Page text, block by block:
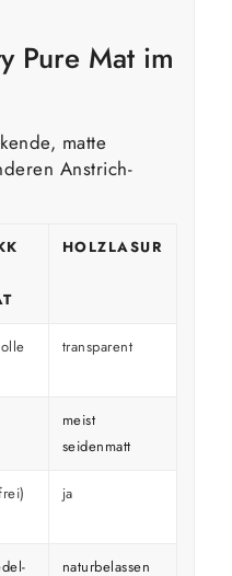
Pure Mat im
matte
Anstrich-
HOLZLASUR
transparent
meist
seidenmatt
ja
naturbelassen